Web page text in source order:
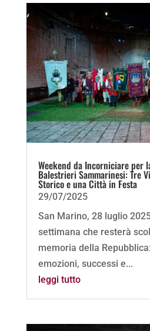
Weekend da Incorniciare per
Balestrieri Sammarinesi: Tre
Storico e una Città in Festa
29/07/2025
San Marino, 28 luglio
settimana che resterà
memoria della
emozioni, successi e...
leggi tutto